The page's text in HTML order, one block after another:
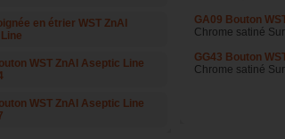
en étrier WST ZnAl
WST ZnAl Aseptic Line
WST ZnAl Aseptic Line
GA09 Bouton
Chrome satiné
GG43 Bouton
Chrome satiné